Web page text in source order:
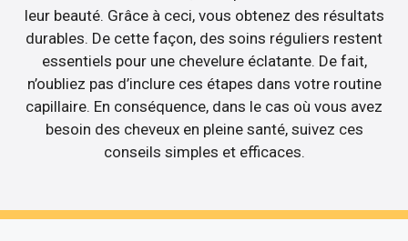
leur beauté. Grâce à ceci, vous obtenez des résultats
durables. De cette façon, des soins réguliers restent
essentiels pour une chevelure éclatante. De fait,
n’oubliez pas d’inclure ces étapes dans votre routine
capillaire. En conséquence, dans le cas où vous avez
besoin des cheveux en pleine santé, suivez ces
conseils simples et efficaces.